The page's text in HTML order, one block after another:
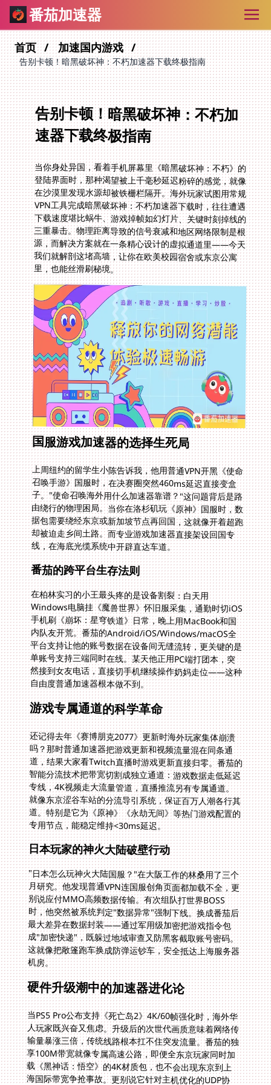
番茄加速器
首页 加速国内游戏
告别卡顿！暗黑破坏神：不朽加速器下载终极指南
告别卡顿！暗黑破坏神：不朽加
速器下载终极指南
当你身处异国，看着手机屏幕里《暗黑破坏神：不朽》的
登陆界面时，那种渴望被上千毫秒延迟粉碎的感觉，就像
在沙漠里发现水源却被铁栅栏隔开。海外玩家试图用常规
VPN工具完成暗黑破坏神：不朽加速器下载时，往往遭遇
下载速度堪比蜗牛、游戏掉帧如幻灯片、关键时刻掉线的
三重暴击。物理距离导致的信号衰减和地区网络限制是根
源，而解决方案就在一条精心设计的虚拟通道里——今天
我们就解剖这堵高墙，让你在欧美校园宿舍或东京公寓
里，也能丝滑刷秘境。
国服游戏加速器的选择生死局
上周纽约的留学生小陈告诉我，他用普通VPN开黑《使命
召唤手游》国服时，在决赛圈突然460ms延迟直接变盒
子。"使命召唤海外用什么加速器靠谱？"这问题背后是路
由绕行的物理困局。当你在洛杉矶玩《原神》国服时，数
据包需要绕经东京或新加坡节点再回国，这就像开着超跑
却被迫走乡间土路。而专业游戏加速器直接架设回国专
线，在海底光缆系统中开辟直达车道。
番茄的跨平台生存法则
在柏林实习的小王最头疼的是设备割裂：白天用
Windows电脑挂《魔兽世界》怀旧服采集，通勤时切iOS
手机刷《崩坏：星穹铁道》日常，晚上用MacBook和国
内队友开荒。番茄的Android/iOS/Windows/macOS全
平台支持让他的账号数据在设备间无缝流转，更关键的是
单账号支持三端同时在线。某天他正用PC端打团本，突
然接到女友电话，直接切手机继续操作奶妈走位——这种
自由度普通加速器根本做不到。
游戏专属通道的科学革命
还记得去年《赛博朋克2077》更新时海外玩家集体崩溃
吗？那时普通加速器把游戏更新和视频流量混在同条通
道，结果大家看Twitch直播时游戏更新直接归零。番茄的
智能分流技术把带宽切割成独立通道：游戏数据走低延迟
专线，4K视频走大流量管道，直播推流另有专属通道。
就像东京涩谷车站的分流导引系统，保证百万人潮各行其
道。特别是它为《原神》《永劫无间》等热门游戏配置的
专用节点，能稳定维持<30ms延迟。
日本玩家的神火大陆破壁行动
"日本怎么玩神火大陆国服？"在大阪工作的林桑用了三个
月研究。他发现普通VPN连国服创角页面都加载不全，更
别说应付MMO高频数据传输。有次组队打世界BOSS
时，他突然被系统判定"数据异常"强制下线。换成番茄后
最大差异在数据封装——通过军用级加密把游戏指令包
成"加密快递"，既躲过地域审查又防黑客截取账号密码。
这就像把敞篷跑车换成防弹运钞车，安全抵达上海服务器
机房。
硬件升级潮中的加速器进化论
当PS5 Pro公布支持《死亡岛2》4K/60帧强化时，海外华
人玩家既兴奋又焦虑。升级后的次世代画质意味着网络传
输量暴涨三倍，传统线路根本扛不住突发流量。番茄的独
享100M带宽就像专属高速公路，即便全东京玩家同时加
载《黑神话：悟空》的4K材质包，也不会出现东京到上
海国际带宽争抢事故。更别说它针对主机优化的UDP协